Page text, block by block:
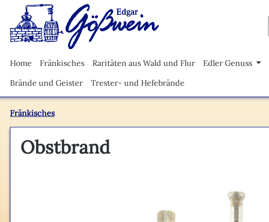
Hauptinhalt springen
Zur Suche springen
Zur Hauptnavigation springen
Home Fränkisches Raritäten aus Wald und Flur Edler Genuss
Brände und Geister
Trester- und Hefebrände
Fränkisches
Obstbrand